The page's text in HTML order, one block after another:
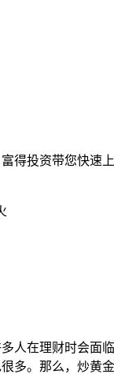
得投资带您快速上
人在理财时会面
多。那么，炒黄